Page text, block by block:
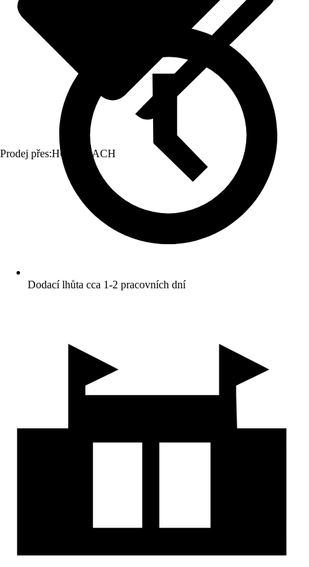
Prodej přes:HORNBACH
Dodací lhůta cca 1-2 pracovních dní